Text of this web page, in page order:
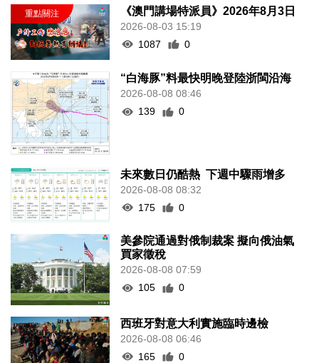
《澳門講場特派員》2026年8月3日
2026-08-03 15:19
1087
0
“白海豚”料最快明晚登陸浙閩沿海
2026-08-08 08:46
139
0
未來數日仍酷熱 下週中驟雨增多
2026-08-08 08:32
175
0
美參院通過對俄制裁案 擬向俄油氣
買家徵稅
2026-08-08 07:59
105
0
西班牙對意大利實施臨時邊檢
2026-08-08 06:46
165
0